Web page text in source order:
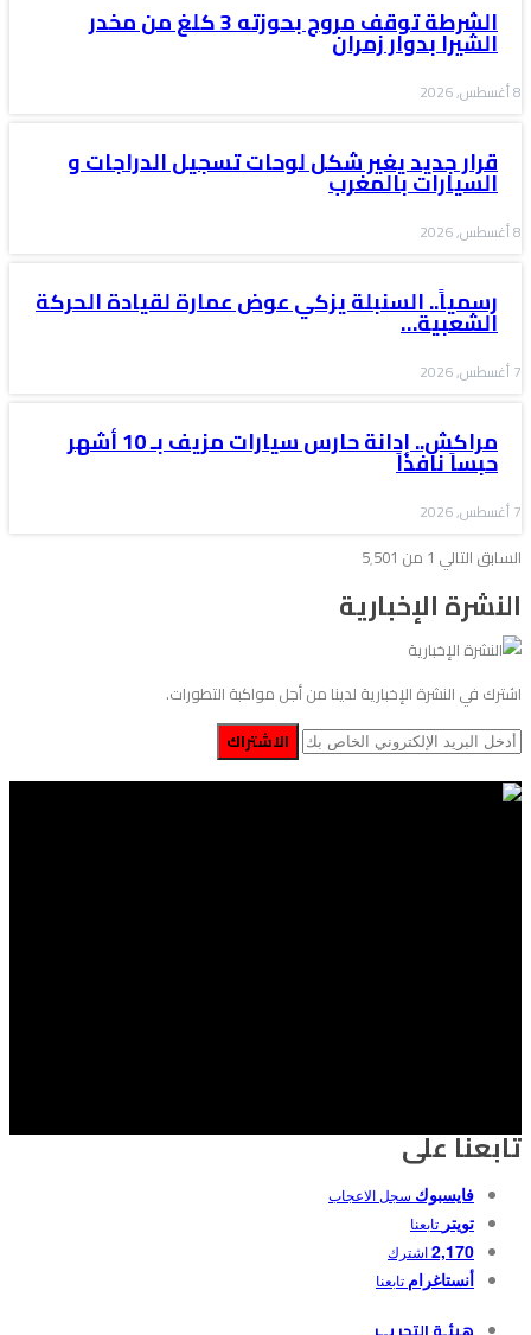
الشرطة توقف مروج بحوزته 3 كلغ من مخدر
الشيرا بدوار زمران
8 أغسطس, 2026
قرار جديد يغير شكل لوحات تسجيل الدراجات و
السيارات بالمغرب
8 أغسطس, 2026
رسمياً.. السنبلة يزكي عوض عمارة لقيادة الحركة
الشعبية…
7 أغسطس, 2026
مراكش.. إدانة حارس سيارات مزيف بـ 10 أشهر
حبساً نافذاً
7 أغسطس, 2026
السابق التالي 1 من 5٬501
النشرة الإخبارية
اشترك في النشرة الإخبارية لدينا من أجل مواكبة التطورات.
الاشتراك
تابعنا على
فايسبوك سجل الاعجاب
تويتر تابعنا
2,170اشترك
أنستاغرام تابعنا